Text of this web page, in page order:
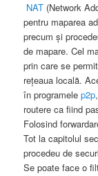
NAT (Network
pentru maparea
precum şi
de mapare. Cel
prin care se
reţeaua locală.
în programelep2p
routere ca fiind
Folosind
Tot la capitolul
procedeu de
Se poate face o